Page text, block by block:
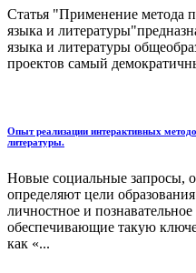
Статья "Применение метода
языка и
языка и литературы
проектов самый
Опыт реализации интерактивных
литературы.
Новые социальные запросы,
определяют цели
личностное и
обеспечивающие такую
как «...